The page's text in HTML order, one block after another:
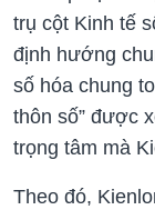
trụ cột Kinh tế
định hướng
số hóa chung
thôn số” được
trọng tâm mà
Theo đó,